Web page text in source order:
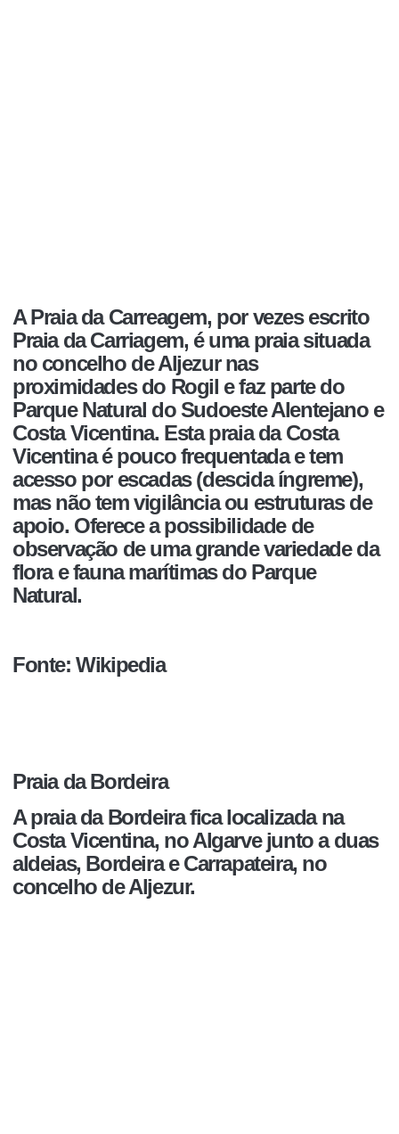
APraia da Carreagem, por vezes escrito
Praia da Carriagem, é uma praia situada
no concelho de Aljezur nas
proximidades do Rogil e faz parte do
Parque Natural do Sudoeste Alentejano e
Costa Vicentina. Esta praia da Costa
Vicentina é pouco frequentada e tem
acesso por escadas (descida í­ngreme),
mas não tem vigilância ou estruturas de
apoio. Oferece a possibilidade de
observação de uma grande variedade da
flora e fauna marí­timas do Parque
Natural.
Fonte: Wikipedia
Praia da Bordeira
Apraia da Bordeirafica localizada na
Costa Vicentina, no Algarve junto a duas
aldeias, Bordeira e Carrapateira, no
concelho de Aljezur.